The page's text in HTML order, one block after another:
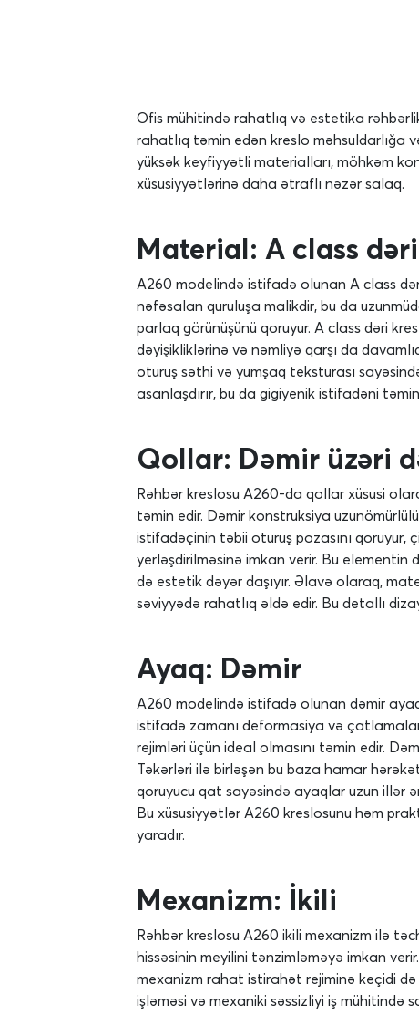
Ofis mühitində rahatlıq və estetika
rahatlıq təmin edən kreslo məhsuldarlığa
yüksək keyfiyyətli materialları, möhkəm
xüsusiyyətlərinə daha ətraflı nəzər salaq.
Material: A class dəri
A260 modelində istifadə olunan A class
nəfəsalan quruluşa malikdir, bu da
parlaq görünüşünü qoruyur. A class dəri
dəyişikliklərinə və nəmliyə qarşı da
oturuş səthi və yumşaq teksturası
asanlaşdırır, bu da gigiyenik istifadəni
Qollar: Dəmir üzəri
Rəhbər kreslosu A260-da qollar xüsusi
təmin edir. Dəmir konstruksiya
istifadəçinin təbii oturuş pozasını qoruyur,
yerləşdirilməsinə imkan verir. Bu elementin
də estetik dəyər daşıyır. Əlavə olaraq,
səviyyədə rahatlıq əldə edir. Bu detallı
Ayaq: Dəmir
A260 modelində istifadə olunan dəmir
istifadə zamanı deformasiya və
rejimləri üçün ideal olmasını təmin edir.
Təkərləri ilə birləşən bu baza hamar
qoruyucu qat sayəsində ayaqlar uzun illər
Bu xüsusiyyətlər A260 kreslosunu həm
yaradır.
Mexanizm: İkili
Rəhbər kreslosu A260 ikili mexanizm ilə
hissəsinin meyilini tənzimləməyə imkan
mexanizm rahat istirahət rejiminə keçidi
işləməsi və mexaniki səssizliyi iş mühitində